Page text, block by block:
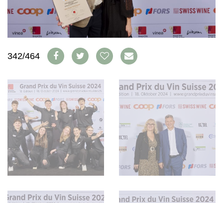
ABO
AUSGABE
ARCHIV
VORTEILSWELT
BÜCHER
WEINSZENE
PORTRAITS
VINOPHILES
ANMELDEN
AWARDS
GEWINNSPIELE
VORTEILSWELT
TRINKREIFETABELLE
ABO
WEINSUCHE
NEWSLETTER
WINE TRADE CLUB
REDAKTION
JOBS
WERBUNG
IMPRESSUM
342/464